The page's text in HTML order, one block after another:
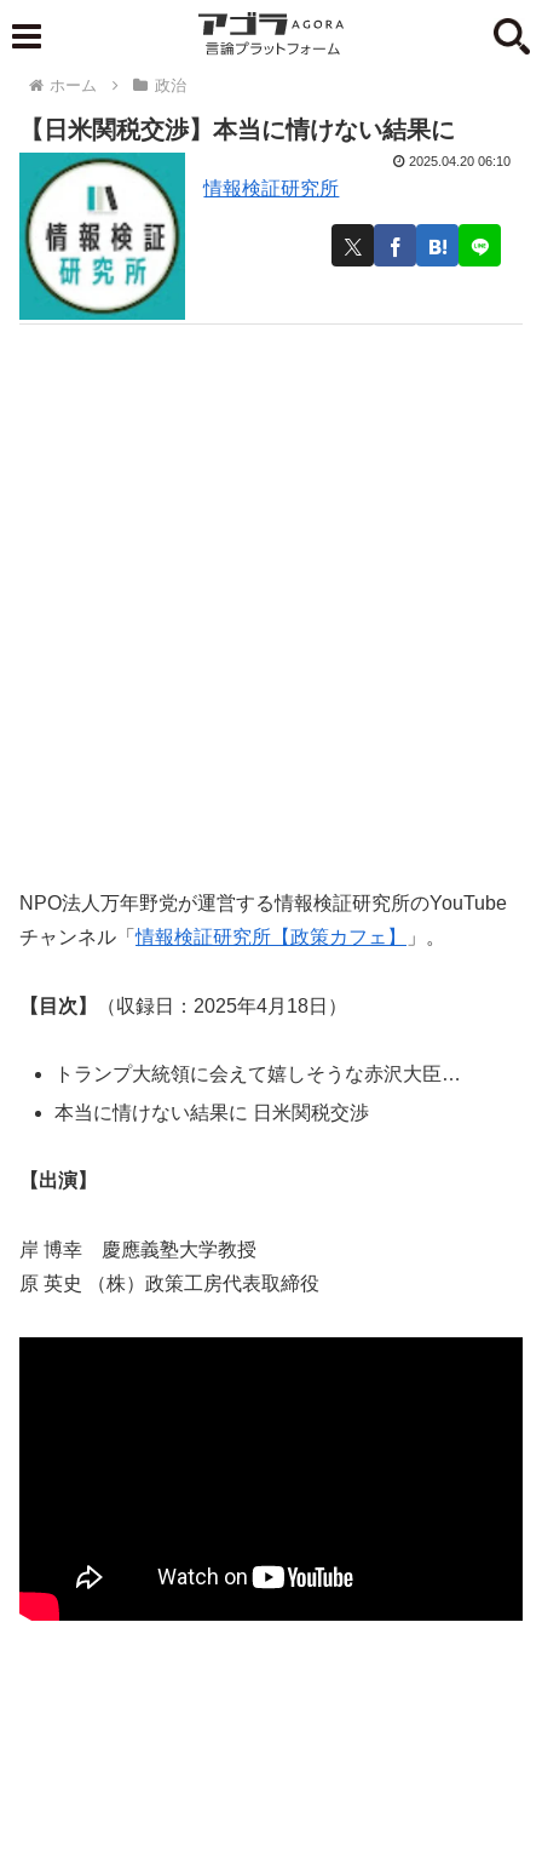
ホーム 政治
【日米関税交渉】本当に情けない結果に
情報検証研究所
2025.04.20 06:10
NPO法人万年野党が運営する情報検証研究所のYouTube
チャンネル「情報検証研究所【政策カフェ】 」。
【目次】 （収録日：2025年4月18日）
トランプ大統領に会えて嬉しそうな赤沢大臣…
本当に情けない結果に 日米関税交渉
【出演】
岸 博幸 慶應義塾大学教授
原 英史 （株）政策工房代表取締役